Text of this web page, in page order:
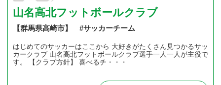
山名高北フットボールクラブ
【群馬県高崎市】 #サッカーチーム
はじめてのサッカーはここから 大好きがたくさん見つかるサッ
カークラブ 山名高北フットボールクラブ選手一人一人が主役で
す。 【クラブ方針】 喜べるチ・・・